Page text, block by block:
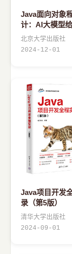
Java面向对象
计：AI大模型
插上翅膀
北京大学出版社
2024-12-01
Java项目开发
录（第5版）
清华大学出版社
2024-09-01